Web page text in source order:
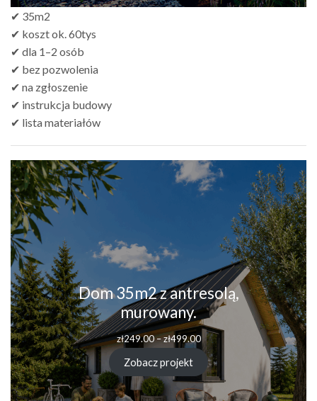
✔ 35m2
✔ koszt ok. 60tys
✔ dla 1–2 osób
✔ bez pozwolenia
✔ na zgłoszenie
✔ instrukcja budowy
✔ lista materiałów
Dom 35m2 z antresolą,
murowany.
zł249.00–zł499.00Zakres
cen:
od
zł249.00
do
zł499.00
Zobacz projekt